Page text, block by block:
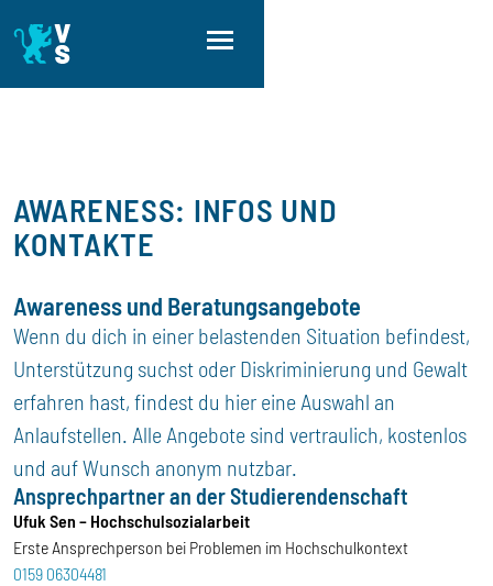
AWARENESS: INFOS UND
KONTAKTE
Awareness und Beratungsangebote
Wenn du dich in einer belastenden Situation befindest,
Unterstützung suchst oder Diskriminierung und Gewalt
erfahren hast, findest du hier eine Auswahl an
Anlaufstellen. Alle Angebote sind vertraulich, kostenlos
und auf Wunsch anonym nutzbar.
Ansprechpartner an der Studierendenschaft
Ufuk Sen – Hochschulsozialarbeit
Erste Ansprechperson bei Problemen im Hochschulkontext
0159 06304481